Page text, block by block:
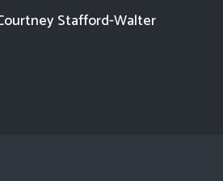
Stafford-Walter